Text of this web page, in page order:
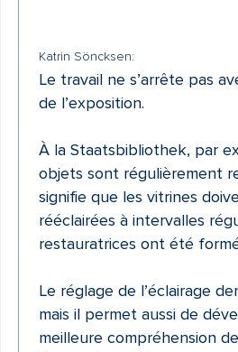
Katrin Söncksen:
Le travail ne s’arrête pas
de l’exposition.
À la Staatsbibliothek, par
objets sont régulièrement
signifie que les vitrines
rééclairées à intervalles
restauratrices ont été
Le réglage de l’éclairage
mais il permet aussi de
meilleure compréhension